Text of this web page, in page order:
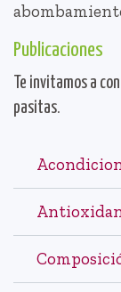
Publicaciones
Te invitamos a
pasitas.